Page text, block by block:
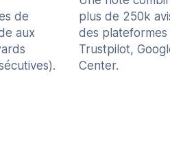
de
aux
plus de 250k
des plateformes
Trustpilot,
Center.